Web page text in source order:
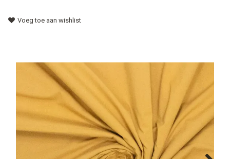
Fournituren
Patronen
Naaimachines
Workshops
Voeg toe aan wishlist